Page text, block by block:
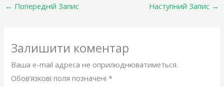
← Попередній Запис Наступний Запис →
Залишити коментар
Ваша e-mail адреса не оприлюднюватиметься.
Обов’язкові поля позначені*